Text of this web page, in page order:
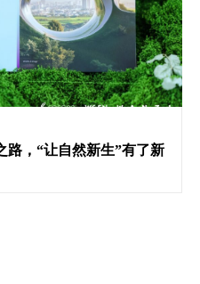
，“让自然新生”有了新